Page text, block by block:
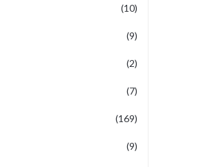
(10)
(9)
(2)
(7)
(169)
(9)